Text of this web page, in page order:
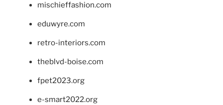
mischieffashion.com
eduwyre.com
retro-interiors.com
theblvd-boise.com
fpet2023.org
e-smart2022.org